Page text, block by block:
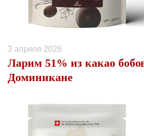
3 апреля 2026
Ларим 51% из какао
Доминикане